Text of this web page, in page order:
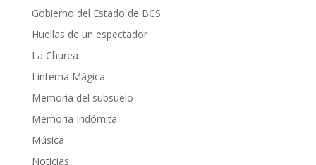
Gobierno del Estado de BCS
Huellas de un espectador
La Churea
Linterna Mágica
Memoria del subsuelo
Memoria Indómita
Música
Noticias